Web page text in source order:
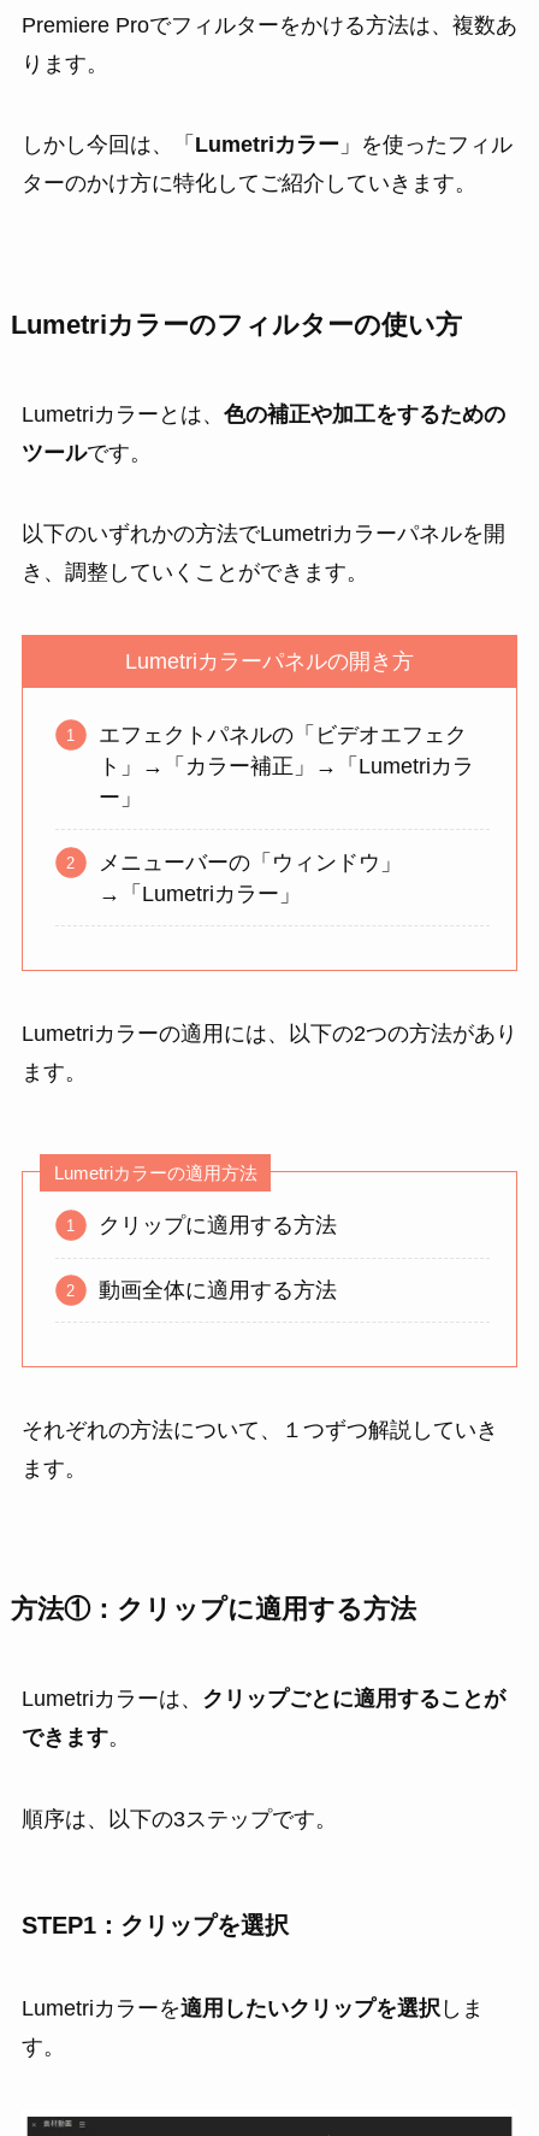
Premiere Proでフィルターをかける方法は、複数あ
ります。
しかし今回は、 「 Lumetriカラー」を使ったフィル
ターのかけ方に特化してご紹介していきます。
Lumetriカラーのフィルターの使い方
Lumetriカラーとは、 色の補正や加工をするための
ツールです。
以下のいずれかの方法でLumetriカラーパネルを開
き、調整していくことができます。
Lumetriカラーパネルの開き方
エフェクトパネルの「ビデオエフェク
ト」→「カラー補正」→「Lumetriカラ
ー」
メニューバーの「ウィンドウ」
→「Lumetriカラー」
Lumetriカラーの適用には、以下の2つの方法があり
ます。
Lumetriカラーの適用方法
クリップに適用する方法
動画全体に適用する方法
それぞれの方法について、１つずつ解説していき
ます。
方法①：クリップに適用する方法
Lumetriカラーは、 クリップごとに適用することが
できます。
順序は、以下の3ステップです。
STEP1：クリップを選択
Lumetriカラーを適用したいクリップを選択しま
す。